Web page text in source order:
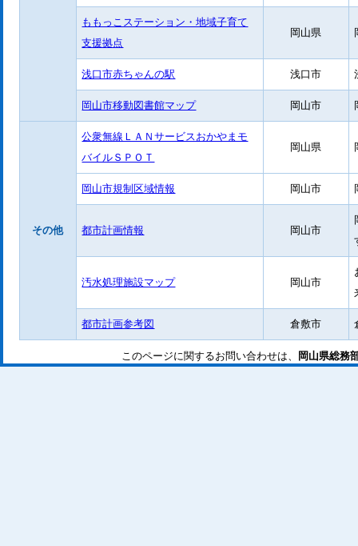
ももっこステーション・地域子育て
支援拠点
岡山県
浅口市赤ちゃんの駅 浅口市
岡山市移動図書館マップ 岡山市
その他
公衆無線ＬＡＮサービスおかやまモ
バイルＳＰＯＴ
岡山県
岡山市規制区域情報 岡山市
都市計画情報 岡山市
汚水処理施設マップ 岡山市
都市計画参考図 倉敷市
このページに関するお問い合わせは、 岡山県総務